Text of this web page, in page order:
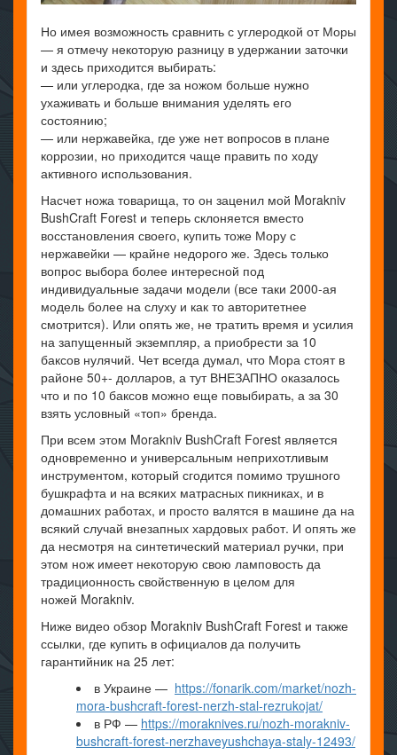
Но имея возможность сравнить с углеродкой от Моры
— я отмечу некоторую разницу в удержании заточки
и здесь приходится выбирать:
— или углеродка, где за ножом больше нужно
ухаживать и больше внимания уделять его
состоянию;
— или нержавейка, где уже нет вопросов в плане
коррозии, но приходится чаще править по ходу
активного использования.
Насчет ножа товарища, то он заценил мой Morakniv
BushCraft Forest и теперь склоняется вместо
восстановления своего, купить тоже Мору с
нержавейки — крайне недорого же. Здесь только
вопрос выбора более интересной под
индивидуальные задачи модели (все таки 2000-ая
модель более на слуху и как то авторитетнее
смотрится). Или опять же, не тратить время и усилия
на запущенный экземпляр, а приобрести за 10
баксов нулячий. Чет всегда думал, что Мора стоят в
районе 50+- долларов, а тут ВНЕЗАПНО оказалось
что и по 10 баксов можно еще повыбирать, а за 30
взять условный «топ» бренда.
При всем этом Morakniv BushCraft Forest является
одновременно и универсальным неприхотливым
инструментом, который сгодится помимо трушного
бушкрафта и на всяких матрасных пикниках, и в
домашних работах, и просто валятся в машине да на
всякий случай внезапных хардовых работ. И опять же
да несмотря на синтетический материал ручки, при
этом нож имеет некоторую свою ламповость да
традиционность свойственную в целом для
ножей Morakniv.
Ниже видео обзор Morakniv BushCraft Forest и также
ссылки, где купить в официалов да получить
гарантийник на 25 лет:
в Украине — https://fonarik.com/market/nozh-
mora-bushcraft-forest-nerzh-stal-rezrukojat/
в РФ — https://moraknives.ru/nozh-morakniv-
bushcraft-forest-nerzhaveyushchaya-staly-12493/